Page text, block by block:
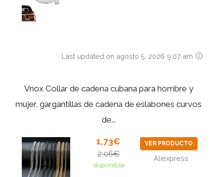
Last updated on agosto 5, 2026 9:07 am
Vnox Collar de cadena cubana para hombre y
mujer, gargantillas de cadena de eslabones curvos
de...
1,73€
2,06€
disponible
VER PRODUCTO
Aliexpress